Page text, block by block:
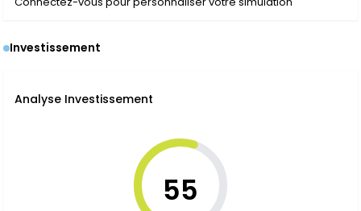
Investissement
Analyse Investissement
55